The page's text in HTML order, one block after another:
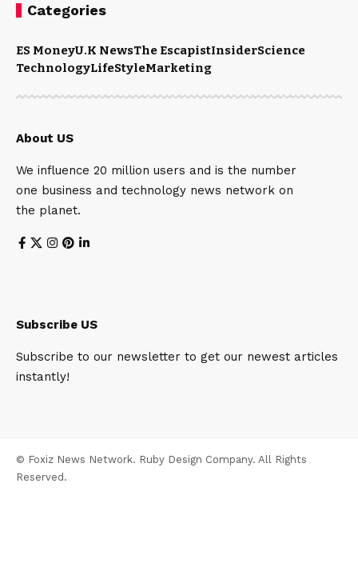
Categories
ES MoneyU.K NewsThe EscapistInsiderScience
TechnologyLifeStyleMarketing
About US
We influence 20 million users and is the number
one business and technology news network on
the planet.
Subscribe US
Subscribe to our newsletter to get our newest articles
instantly!
© Foxiz News Network. Ruby Design Company. All Rights
Reserved.